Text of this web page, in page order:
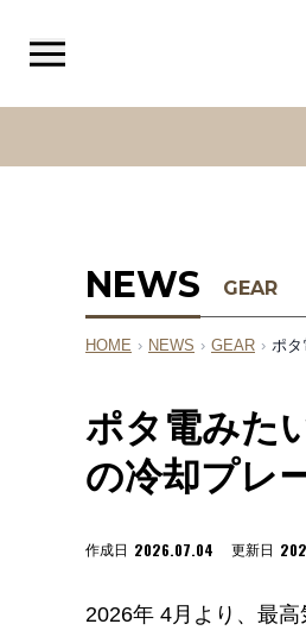
NEWS GEAR
HOME › NEWS › GEAR › ポ
ポタ電みた
の冷却プレ
作成日 2026.07.04 更新日
2026年 4月より、最